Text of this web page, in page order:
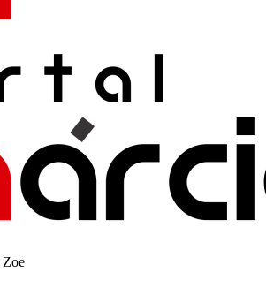
Zoe